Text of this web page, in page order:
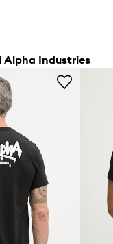
Alpha Industries